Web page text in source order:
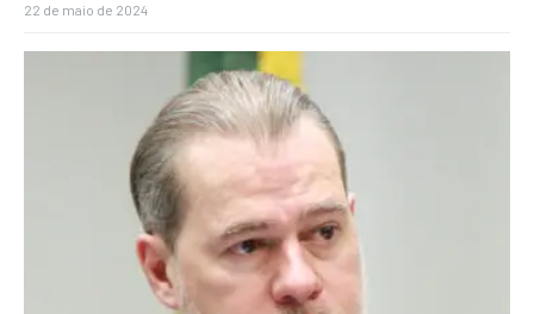
22 de maio de 2024